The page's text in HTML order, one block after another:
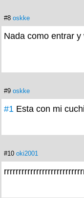
#8 oskke
Nada como entrar
#9 oskke
#1 Esta con mi
#10 oki2001